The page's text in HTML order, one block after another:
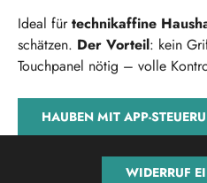
Ideal fürtechnikaffine
schätzen. Der Vorteil: kein
Touchpanel nötig – volle
HAUBEN MIT APP-
WIDERRUF